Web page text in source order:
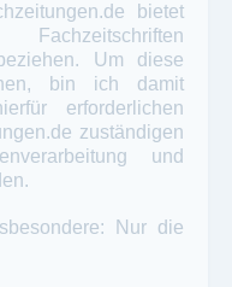
bietet
Um diese
bin ich damit
erforderlichen
zuständigen
und
Nur die